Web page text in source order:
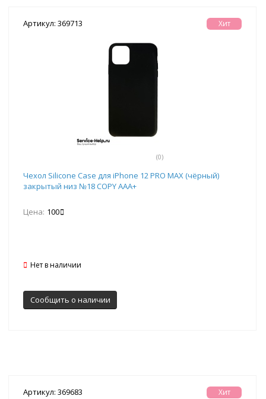
Артикул: 369713
(0)
Хит
Чехол Silicone Case для iPhone 12 PRO MAX (чёрный)
закрытый низ №18 COPY AAA+
Цена: 100
Нет в наличии
Сообщить о наличии
Артикул: 369683 Хит